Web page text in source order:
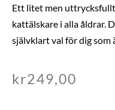
Ett litet men
kattälskare i alla åldrar.
självklart val för dig som
kr249,00